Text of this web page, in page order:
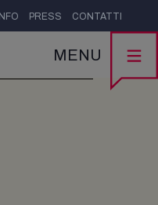
INFO PRESS CONTATTI
MENU